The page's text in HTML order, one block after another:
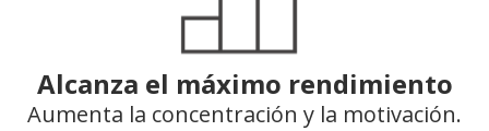
Alcanza el máximo rendimiento
Aumenta la concentración y la motivación.